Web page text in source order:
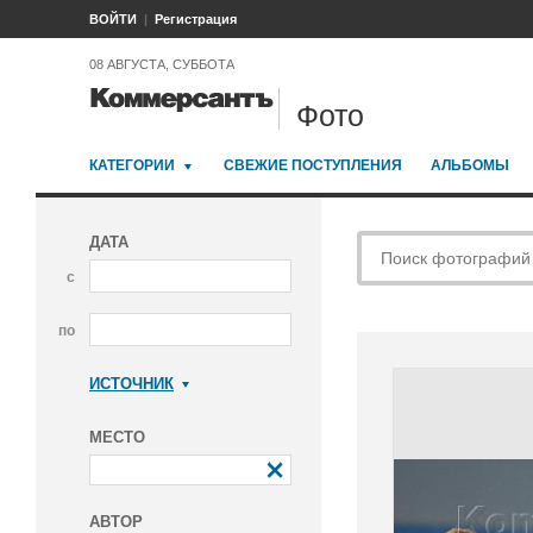
ВОЙТИ Регистрация
08 АВГУСТА, СУББОТА
Фото
КАТЕГОРИИ СВЕЖИЕ ПОСТУПЛЕНИЯ АЛЬБОМЫ
ДАТА
с
по
ИСТОЧНИК
МЕСТО
АВТОР